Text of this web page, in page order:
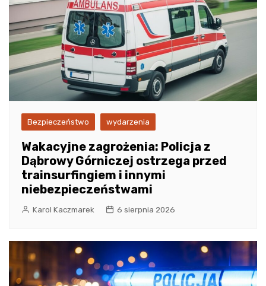
Bezpieczeństwo wydarzenia
Wakacyjne zagrożenia: Policja z
Dąbrowy Górniczej ostrzega przed
trainsurfingiem i innymi
niebezpieczeństwami
Karol Kaczmarek 6 sierpnia 2026